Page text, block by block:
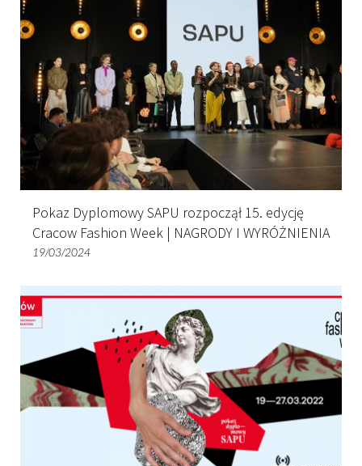
Pokaz Dyplomowy SAPU rozpoczął 15. edycję
Cracow Fashion Week | NAGRODY I WYRÓŻNIENIA
19/03/2024